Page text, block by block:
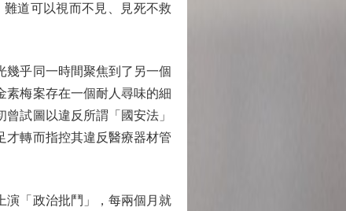
道可以視而不見、見死不救
乎同一時間聚焦到了另一個
素梅案存在一個耐人尋味的細
試圖以違反所謂「國安法」
才轉而指控其違反醫療器材管
「政治批鬥」，每兩個月就